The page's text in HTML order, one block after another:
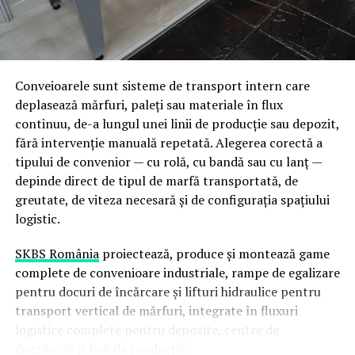
specializate: mașini-unelte de mare capacitate, echipe
de sudori calificați pentru grosimi și materiale variate,
precum și instalații de tratament termic capabile să
De ce contează integrarea
capacităților pe un singur
amplasament
Continuitate a fluxului de producție— piesa nu
părăsește amplasamentul între etape, ceea ce
Control al calității end-to-end — aceeași echipă
tehnică urmărește piesa de la materia primă la
produsul finit
Conveioarele sunt sisteme de transport intern care
deplasează mărfuri, paleți sau materiale în flux
continuu, de-a lungul unei linii de producție sau depozit,
fără intervenție manuală repetată. Alegerea corectă a
tipului de convenior — cu rolă, cu bandă sau cu lanț —
depinde direct de tipul de marfă transportată, de
greutate, de viteza necesară și de configurația spațiului
logistic.
SKBS Româniaproiectează, produce și montează game
complete de convenioare industriale, rampe de egalizare
pentru docuri de încărcare și lifturi hidraulice pentru
transport vertical de mărfuri, integrate în fluxuri
logistice complete pentru depozite, centre de